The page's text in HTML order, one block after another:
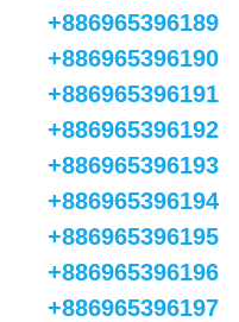
+886965396189
+886965396190
+886965396191
+886965396192
+886965396193
+886965396194
+886965396195
+886965396196
+886965396197